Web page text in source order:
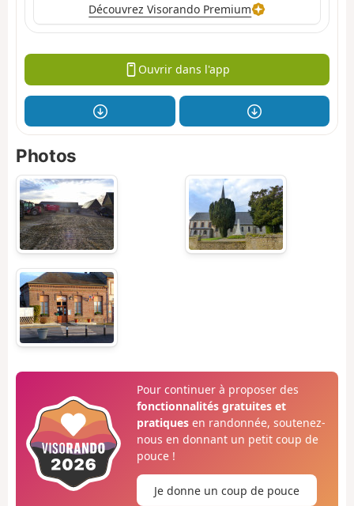
Découvrez Visorando Premium
Ouvrir dans l'app
Photos
Pour continuer à proposer des
fonctionnalités gratuites et
pratiquesen randonnée, soutenez-
nous en donnant un petit coup de
pouce !
Je donne un coup de pouce